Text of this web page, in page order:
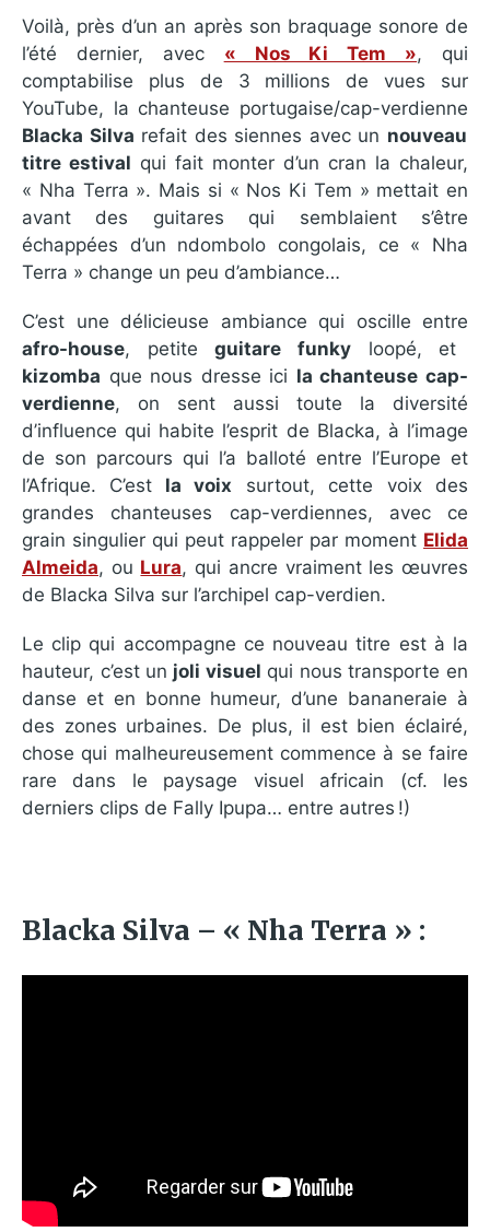
Voilà, près d’un an après son braquage sonore de
l’été dernier, avec « Nos Ki Tem », qui
comptabilise plus de 3 millions de vues sur
YouTube, la chanteuse portugaise/cap-verdienne
Blacka Silva refait des siennes avec un nouveau
titre estival qui fait monter d’un cran la chaleur,
« Nha Terra ». Mais si « Nos Ki Tem » mettait en
avant des guitares qui semblaient s’être
échappées d’un ndombolo congolais, ce « Nha
Terra » change un peu d’ambiance…
C’est une délicieuse ambiance qui oscille entre
afro-house, petiteguitare funky loopé, et
kizomba que nous dresse ici la chanteuse cap-
verdienne, on sent aussi toute la diversité
d’influence qui habite l’esprit de Blacka, à l’image
de son parcours qui l’a balloté entre l’Europe et
l’Afrique. C’est la voix surtout, cette voix des
grandes chanteuses cap-verdiennes, avec ce
grain singulier qui peut rappeler par moment Elida
Almeida, ou Lura, qui ancre vraiment les œuvres
de Blacka Silva sur l’archipel cap-verdien.
Le clip qui accompagne ce nouveau titre est à la
hauteur, c’est un joli visuel qui nous transporte en
danse et en bonne humeur, d’une bananeraie à
des zones urbaines. De plus, il est bien éclairé,
chose qui malheureusement commence à se faire
rare dans le paysage visuel africain (cf. les
derniers clips de Fally Ipupa… entre autres !)
Blacka Silva – « Nha Terra » :